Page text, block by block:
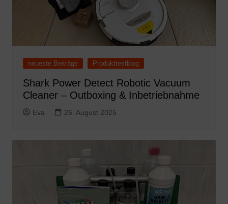
neueste Beiträge Produkttestblog
Shark Power Detect Robotic Vacuum
Cleaner – Outboxing & Inbetriebnahme
Eva 26. August 2025